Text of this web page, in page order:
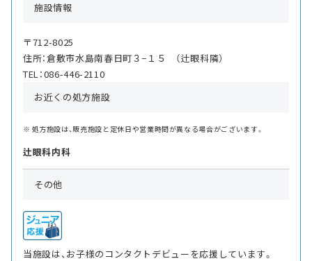
施設情報
〒712-8025
住所：倉敷市水島南春日町３−１５ （辻眼科隣）
TEL：086-446-2110
お近くの処方施設
処方施設は、販売施設と定休日や営業時間が異なる場合がございます。
辻眼科内科
その他
当施設は、お子様のコンタクトデビューを応援しています。